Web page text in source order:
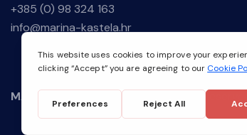
+385 (0) 98 324 163
info@marina-kastela.hr
MARINE KAŠTELA © 2026. All Rights Reserved.